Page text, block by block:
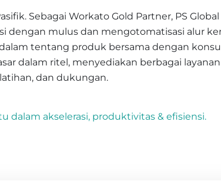
Sebagai Workato Gold Partner, PS
mulus dan mengotomatisasi alur
tentang produk bersama dengan
dalam ritel, menyediakan berbagai
dan dukungan.
akselerasi, produktivitas & efisiensi.